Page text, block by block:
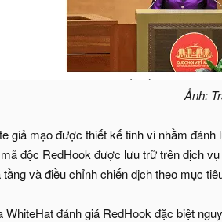
Ảnh:
giả mạo được thiết kế tinh vi nhằm
độc RedHook được lưu trữ trên dịch
tầng và điều chỉnh chiến dịch theo mục
WhiteHat đánh giá RedHook đặc biệt